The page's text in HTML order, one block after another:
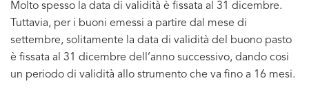
Molto spesso la data di validità è fissata al 31 dicembre.
Tuttavia, per i buoni emessi a partire dal mese di
settembre, solitamente la data di validità del buono pasto
è fissata al 31 dicembre dell’anno successivo, dando cosi
un periodo di validità allo strumento che va fino a 16 mesi.